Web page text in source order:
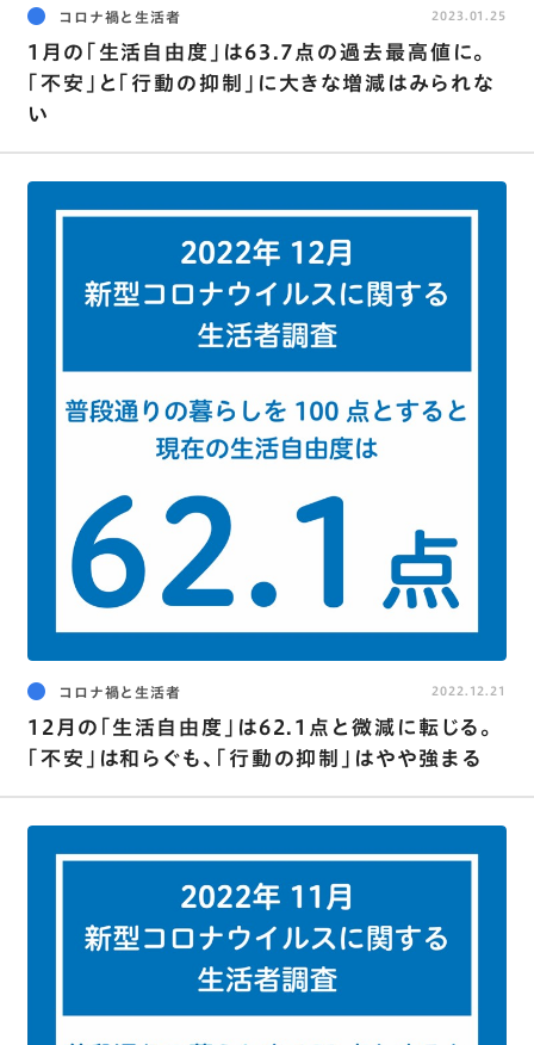
コロナ禍と生活者
1月の｢生活自由度｣は63.7点の過去最高値に｡
｢不安｣と｢行動の抑制｣に大きな増減はみられな
い
2023.01.25
コロナ禍と生活者
12月の｢生活自由度｣は62.1点と微減に転じる｡
｢不安｣は和らぐも､｢行動の抑制｣はやや強まる
2022.12.21